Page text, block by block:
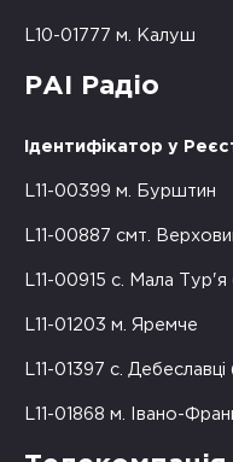
L10-01777 м. Калуш
РАІ Радіо
Ідентифікатор у
L11-00399 м. Бурштин
L11-00887 смт.
L11-00915 с. Мала
L11-01203 м. Яремче
L11-01397 с.
L11-01868 м. Івано-